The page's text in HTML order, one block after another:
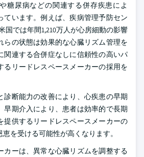
糖尿病などの関連する併存疾患によ
ています。例えば、疾病管理予防セン
国では年間1,210万人が心房細動の影響
らの状態は効果的な心臓リズム管理を
関連する合併症なしに信頼性の高いパ
るリードレスペースメーカーの採用を
診断能力の改善により、心疾患の早期
早期介入により、患者は効率的で長期
提供するリードレスペースメーカーの
を受ける可能性が高くなります。
カーは、異常な心臓リズムを調整する